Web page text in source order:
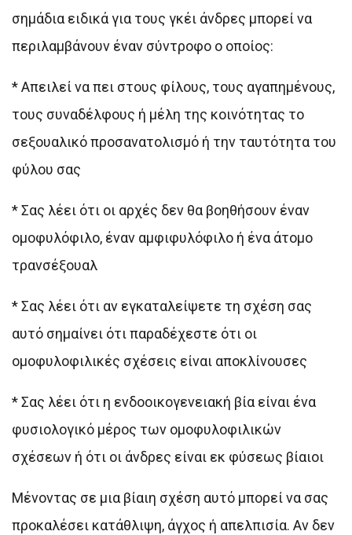
σημάδια ειδικά για τους γκέι άνδρες μπορεί να
περιλαμβάνουν έναν σύντροφο ο οποίος:
* Aπειλεί να πει στους φίλους, τους αγαπημένους,
τους συναδέλφους ή μέλη της κοινότητας το
σεξουαλικό προσανατολισμό ή την ταυτότητα του
φύλου σας
* Σας λέει ότι οι αρχές δεν θα βοηθήσουν έναν
ομοφυλόφιλο, έναν αμφιφυλόφιλο ή ένα άτομο
τρανσέξουαλ
* Σας λέει ότι αν εγκαταλείψετε τη σχέση σας
αυτό σημαίνει ότι παραδέχεστε ότι οι
ομοφυλοφιλικές σχέσεις είναι αποκλίνουσες
* Σας λέει ότι η ενδοοικογενειακή βία είναι ένα
φυσιολογικό μέρος των ομοφυλοφιλικών
σχέσεων ή ότι οι άνδρες είναι εκ φύσεως βίαιοι
Μένοντας σε μια βίαιη σχέση αυτό μπορεί να σας
προκαλέσει κατάθλιψη, άγχος ή απελπισία. Αν δεν